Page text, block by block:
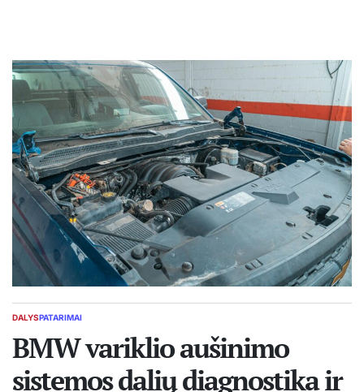
POSTED
DALYSPATARIMAI
BMW variklio aušinimo
sistemos dalių diagnostika ir